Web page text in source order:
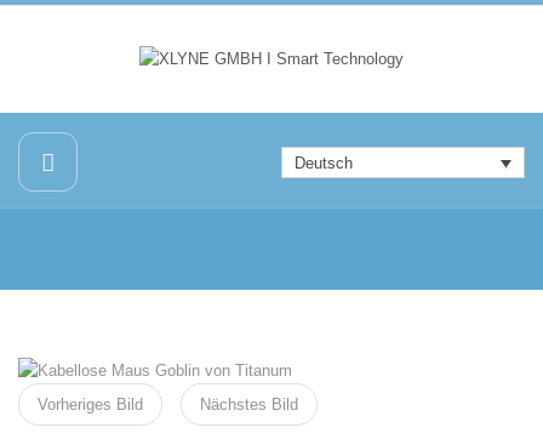
Deutsch
Vorheriges Bild Nächstes Bild